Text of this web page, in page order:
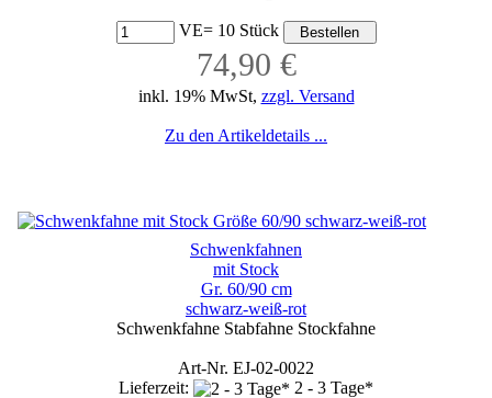
VE= 10 Stück
74,90 €
inkl. 19% MwSt, zzgl. Versand
Zu den Artikeldetails ...
Schwenkfahnen
mit Stock
Gr. 60/90 cm
schwarz-weiß-rot
Schwenkfahne Stabfahne Stockfahne
Art-Nr. EJ-02-0022
Lieferzeit:
2 - 3 Tage*